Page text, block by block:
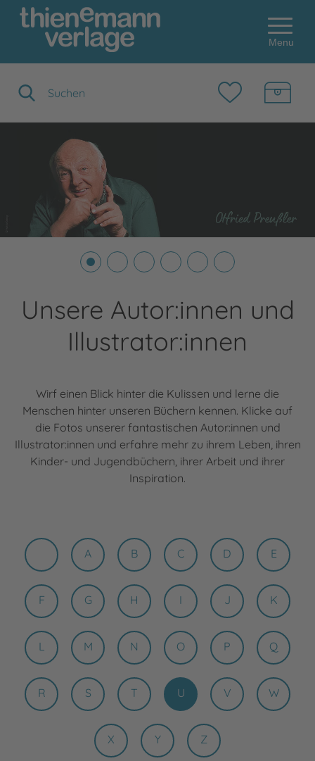
Menu
Unsere Autor:innen und
Illustrator:innen
Wirf einen Blick hinter die Kulissen und lerne die
Menschen hinter unseren Büchern kennen. Klicke auf
die Fotos unserer fantastischen Autor:innen und
Illustrator:innen und erfahre mehr zu ihrem Leben, ihren
Kinder- und Jugendbüchern, ihrer Arbeit und ihrer
Inspiration.
A B C D E
F G H I J K
L M N O P Q
R S T U V W
X Y Z